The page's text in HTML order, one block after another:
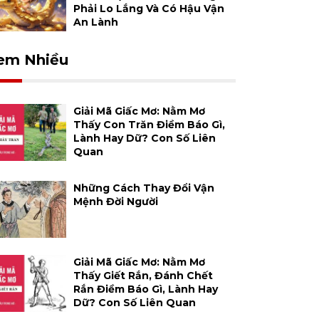
Phải Lo Lắng Và Có Hậu Vận
An Lành
Nhiều
Giải Mã Giấc Mơ: Nằm Mơ
Thấy Con Trăn Điềm Báo Gì,
Lành Hay Dữ? Con Số Liên
Quan
Những Cách Thay Đổi Vận
Mệnh Đời Người
Giải Mã Giấc Mơ: Nằm Mơ
Thấy Giết Rắn, Đánh Chết
Rắn Điềm Báo Gì, Lành Hay
Dữ? Con Số Liên Quan